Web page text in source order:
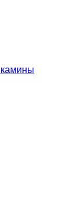
камины